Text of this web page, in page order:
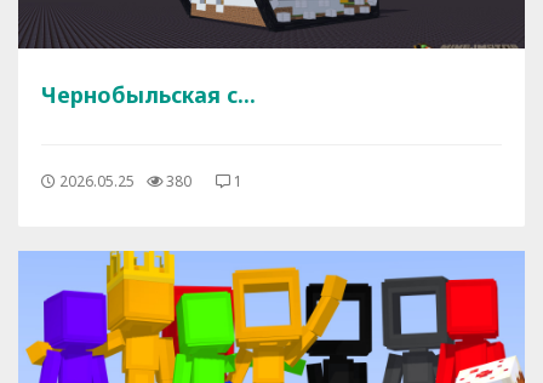
Чернобыльская с...
2026.05.25 380 1